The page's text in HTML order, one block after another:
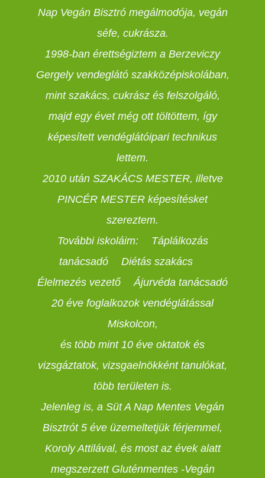
Nap Vegán Bisztró megálmodója, vegán
séfe, cukrásza.
1998-ban érettségiztem a Berzeviczy
Gergely vendeglátó szakközépiskolában,
mint szakács, cukrász és felszolgáló,
majd egy évet még ott töltöttem, így
képesített vendéglátóipari technikus
lettem.
2010 után SZAKÁCS MESTER, illetve
PINCÉR MESTER képesítésket
szereztem.
További iskoláim: Táplálkozás
tanácsadó Diétás szakács
Élelmezés vezető Ájurvéda tanácsadó
20 éve foglalkozok vendéglátással
Miskolcon,
és több mint 10 éve oktatok és
vizsgáztatok, vizsgaelnökként tanulókat,
több területen is.
Jelenleg is, a Süt A Nap Mentes Vegán
Bisztrót 5 éve üzemeltetjük férjemmel,
Koroly Attilával, és most az évek alatt
megszerzett Gluténmentes -Vegán